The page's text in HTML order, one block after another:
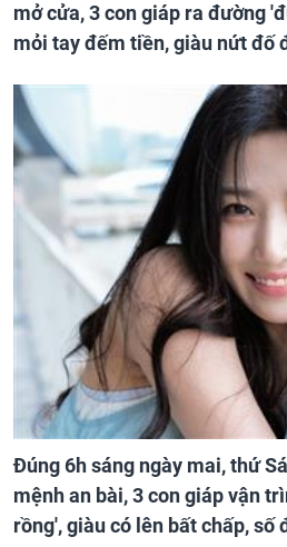
mở cửa, 3 con giáp ra đường
mỏi tay đếm tiền, giàu nứt đố
Đúng 6h sáng ngày mai, thứ
mệnh an bài, 3 con giáp vận
rồng', giàu có lên bất chấp, số